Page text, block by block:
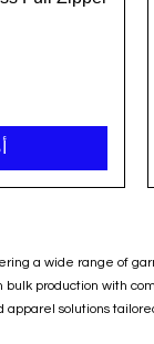
a wide range of
bulk production with
solutions